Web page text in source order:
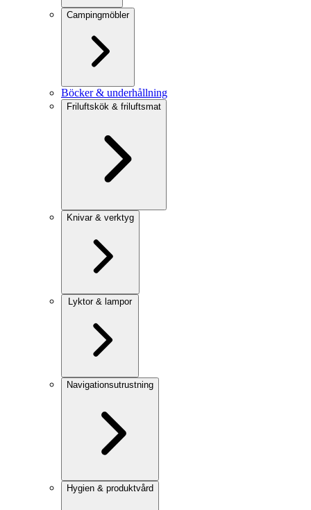
Campingmöbler
Böcker & underhållning
Friluftskök & friluftsmat
Knivar & verktyg
Lyktor & lampor
Navigationsutrustning
Hygien & produktvård